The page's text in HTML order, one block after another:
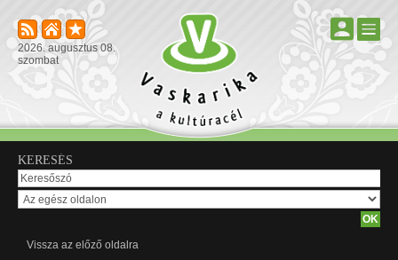
2026. augusztus 08.
szombat
KERESÉS
Vissza az előző oldalra